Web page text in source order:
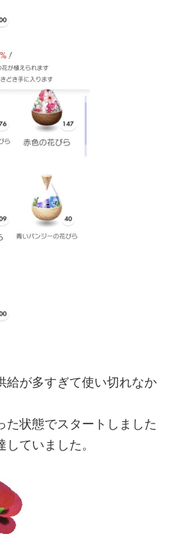
給が多すぎて使い切れなか
た状態でスタートしました
ていました。